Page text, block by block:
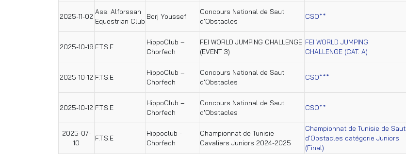
2025-11-02
Ass. Alforssan
Equestrian Club
Borj Youssef
Concours National de Saut
d'Obstacles
CSO**
2025-10-19 F.T.S.E
HippoClub –
Chorfech
FEI WORLD JUMPING CHALLENGE
(EVENT 3)
FEI WORLD JUMPING
CHALLENGE (CAT. A)
2025-10-12 F.T.S.E
HippoClub –
Chorfech
Concours National de Saut
d'Obstacles
CSO***
2025-10-12 F.T.S.E
HippoClub –
Chorfech
Concours National de Saut
d'Obstacles
CSO**
2025-07-
10
F.T.S.E
Hippoclub -
Chorfech
Championnat de Tunisie
Cavaliers Juniors 2024-2025
Championnat de Tunisie de Saut
d'Obstacles catégorie Juniors
(Final)